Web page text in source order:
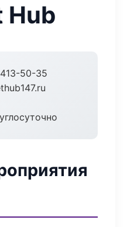
Hub
50-35